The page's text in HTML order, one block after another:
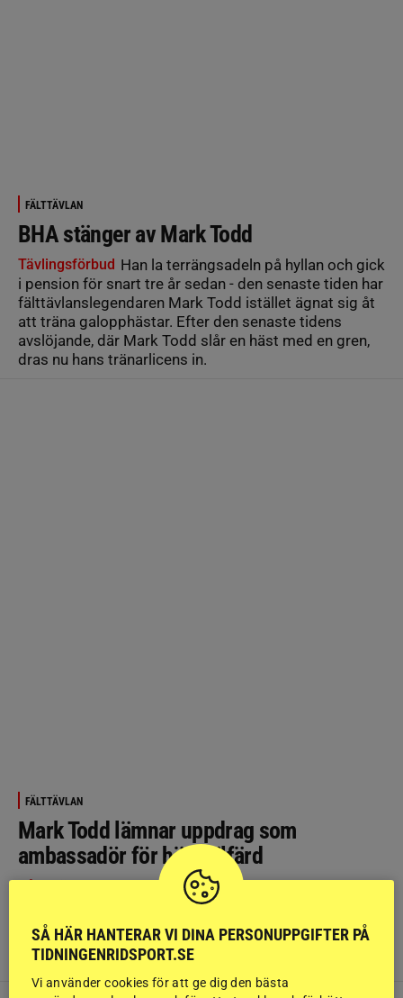
FÄLTTÄVLAN
BHA stänger av Mark Todd
Tävlingsförbud Han la terrängsadeln på hyllan och gick
i pension för snart tre år sedan - den senaste tiden har
fälttävlanslegendaren Mark Todd istället ägnat sig åt
att träna galopphästar. Efter den senaste tidens
avslöjande, där Mark Todd slår en häst med en gren,
dras nu hans tränarlicens in.
FÄLTTÄVLAN
Mark Todd lämnar uppdrag som
ambassadör för hästvälfärd
Dålig förebild
Efter den virala videon där Mark Todd
slår en häst som stannat på ett vattenhinder har det
blivit problematiskt på flera sätt. Bland annat är det
svårt för fälttävlansstjärnan att agera förebild i frågor
som gäller hästvälfärd.
SÅ HÄR HANTERAR VI DINA PERSONUPPGIFTER PÅ
TIDNINGENRIDSPORT.SE
Vi använder cookies för att ge dig den bästa